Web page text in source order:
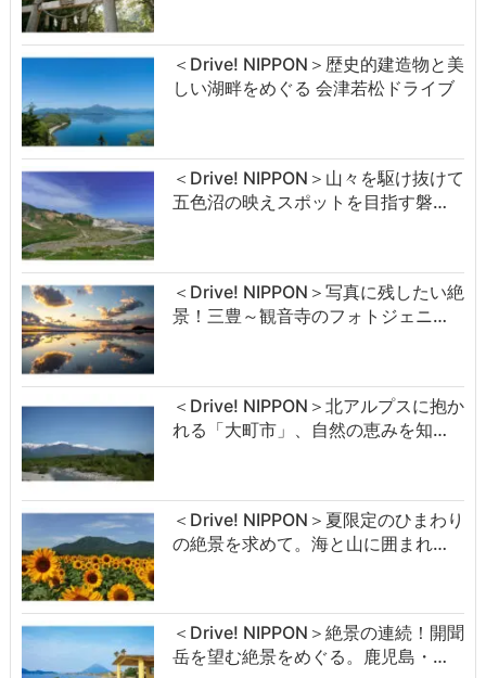
＜Drive! NIPPON＞歴史的建造物と美
しい湖畔をめぐる 会津若松ドライブ
＜Drive! NIPPON＞山々を駆け抜けて
五色沼の映えスポットを目指す磐…
＜Drive! NIPPON＞写真に残したい絶
景！三豊～観音寺のフォトジェニ…
＜Drive! NIPPON＞北アルプスに抱か
れる「大町市」、自然の恵みを知…
＜Drive! NIPPON＞夏限定のひまわり
の絶景を求めて。海と山に囲まれ…
＜Drive! NIPPON＞絶景の連続！開聞
岳を望む絶景をめぐる。鹿児島・…